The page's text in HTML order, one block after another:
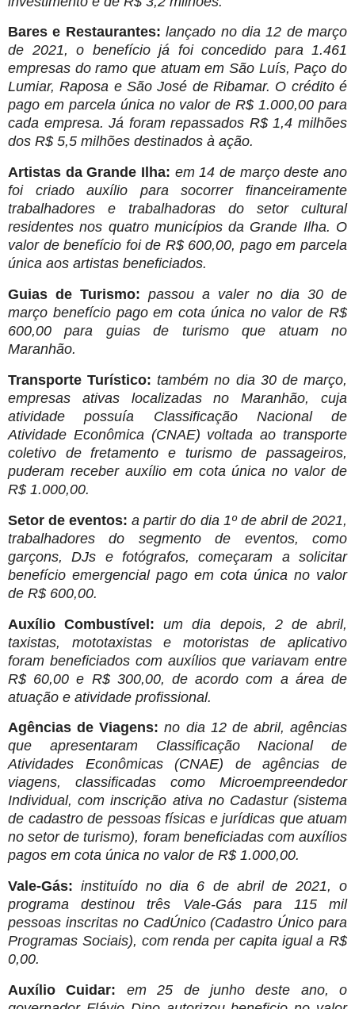
Bares e Restaurantes: lançado no dia 12 de março
de 2021, o benefício já foi concedido para 1.461
empresas do ramo que atuam em São Luís, Paço do
Lumiar, Raposa e São José de Ribamar. O crédito é
pago em parcela única no valor de R$ 1.000,00 para
cada empresa. Já foram repassados R$ 1,4 milhões
dos R$ 5,5 milhões destinados à ação.
Artistas da Grande Ilha: em 14 de março deste ano
foi criado auxílio para socorrer financeiramente
trabalhadores e trabalhadoras do setor cultural
residentes nos quatro municípios da Grande Ilha. O
valor de benefício foi de R$ 600,00, pago em parcela
única aos artistas beneficiados.
Guias de Turismo: passou a valer no dia 30 de
março benefício pago em cota única no valor de R$
600,00 para guias de turismo que atuam no
Maranhão.
Transporte Turístico: também no dia 30 de março,
empresas ativas localizadas no Maranhão, cuja
atividade possuía Classificação Nacional de
Atividade Econômica (CNAE) voltada ao transporte
coletivo de fretamento e turismo de passageiros,
puderam receber auxílio em cota única no valor de
R$ 1.000,00.
Setor de eventos: a partir do dia 1º de abril de 2021,
trabalhadores do segmento de eventos, como
garçons, DJs e fotógrafos, começaram a solicitar
benefício emergencial pago em cota única no valor
de R$ 600,00.
Auxílio Combustível:um dia depois, 2 de abril,
taxistas, mototaxistas e motoristas de aplicativo
foram beneficiados com auxílios que variavam entre
R$ 60,00 e R$ 300,00, de acordo com a área de
atuação e atividade profissional.
Agências de Viagens: no dia 12 de abril, agências
que apresentaram Classificação Nacional de
Atividades Econômicas (CNAE) de agências de
viagens, classificadas como Microempreendedor
Individual, com inscrição ativa no Cadastur (sistema
de cadastro de pessoas físicas e jurídicas que atuam
no setor de turismo), foram beneficiadas com auxílios
pagos em cota única no valor de R$ 1.000,00.
Vale-Gás: instituído no dia 6 de abril de 2021, o
programa destinou três Vale-Gás para 115 mil
pessoas inscritas no CadÚnico (Cadastro Único para
Programas Sociais), com renda per capita igual a R$
0,00.
Auxílio Cuidar:
em 25 de junho deste ano, o